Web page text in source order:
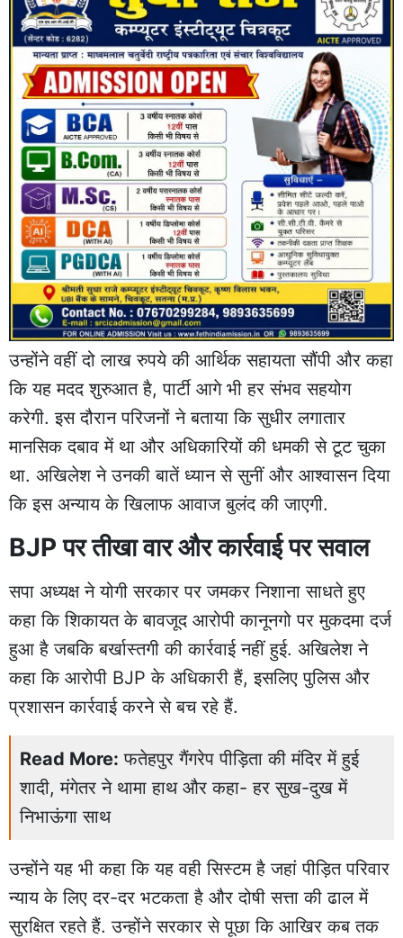
उन्होंने वहीं दो लाख रुपये की आर्थिक सहायता सौंपी और कहा
कि यह मदद शुरुआत है, पार्टी आगे भी हर संभव सहयोग
करेगी. इस दौरान परिजनों ने बताया कि सुधीर लगातार
मानसिक दबाव में था और अधिकारियों की धमकी से टूट चुका
था. अखिलेश ने उनकी बातें ध्यान से सुनीं और आश्वासन दिया
कि इस अन्याय के खिलाफ आवाज बुलंद की जाएगी.
BJP पर तीखा वार और कार्रवाई पर सवाल
सपा अध्यक्ष ने योगी सरकार पर जमकर निशाना साधते हुए
कहा कि शिकायत के बावजूद आरोपी कानूनगो पर मुकदमा दर्ज
हुआ है जबकि बर्खास्तगी की कार्रवाई नहीं हुई. अखिलेश ने
कहा कि आरोपी BJP के अधिकारी हैं, इसलिए पुलिस और
प्रशासन कार्रवाई करने से बच रहे हैं.
Read More: फतेहपुर गैंगरेप पीड़िता की मंदिर में हुई
शादी, मंगेतर ने थामा हाथ और कहा- हर सुख-दुख में
निभाऊंगा साथ
उन्होंने यह भी कहा कि यह वही सिस्टम है जहां पीड़ित परिवार
न्याय के लिए दर-दर भटकता है और दोषी सत्ता की ढाल में
सुरक्षित रहते हैं. उन्होंने सरकार से पूछा कि आखिर कब तक